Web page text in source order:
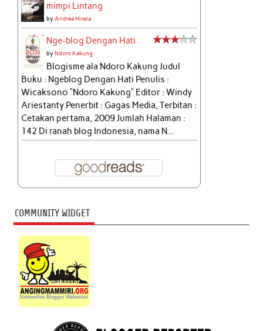
mimpi Lintang
byAndrea Hirata
Nge-blog Dengan Hati
byNdoro Kakung
Blogisme ala Ndoro Kakung Judul
Buku : Ngeblog Dengan Hati Penulis :
Wicaksono “Ndoro Kakung” Editor : Windy
Ariestanty Penerbit : Gagas Media, Terbitan :
Cetakan pertama, 2009 Jumlah Halaman :
142 Di ranah blog Indonesia, nama N...
COMMUNITY WIDGET